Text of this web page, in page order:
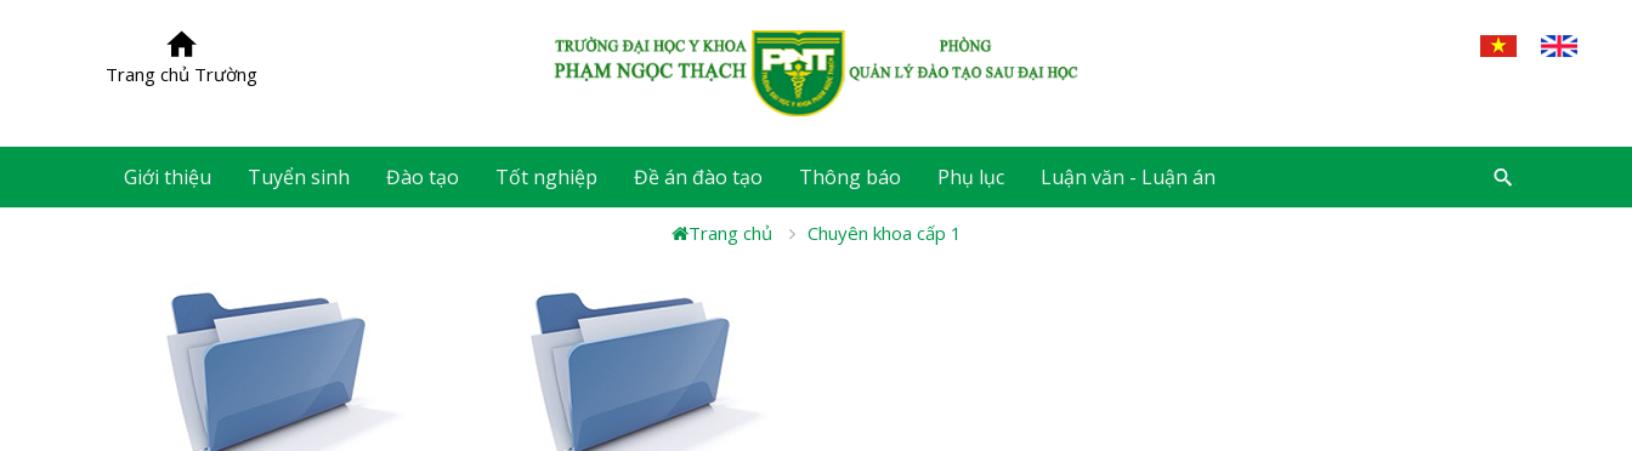
Trang chủ Trường
Giới thiệu Tuyển sinh Đào tạo Tốt nghiệp Đề án đào tạo Thông báo Phụ lục Luận văn - Luận án
Trang chủ Chuyên khoa cấp 1